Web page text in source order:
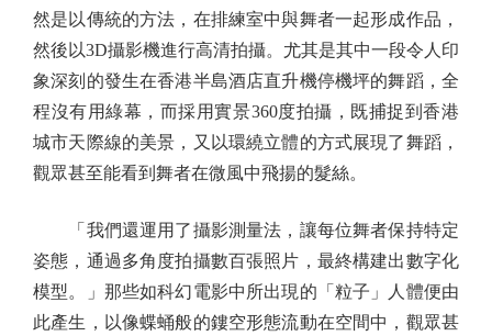
然是以傳統的方法，在排練室中與舞者一起形成作品，
然後以3D攝影機進行高清拍攝。尤其是其中一段令人印
象深刻的發生在香港半島酒店直升機停機坪的舞蹈，全
程沒有用綠幕，而採用實景360度拍攝，既捕捉到香港
城市天際線的美景，又以環繞立體的方式展現了舞蹈，
觀眾甚至能看到舞者在微風中飛揚的髮絲。
「我們還運用了攝影測量法，讓每位舞者保持特定
姿態，通過多角度拍攝數百張照片，最終構建出數字化
模型。」那些如科幻電影中所出現的「粒子」人體便由
此產生，以像蝶蛹般的鏤空形態流動在空間中，觀眾甚